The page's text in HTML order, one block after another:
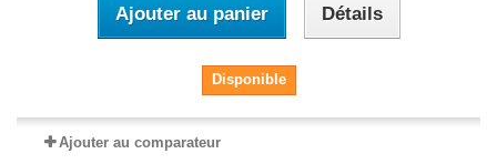
Ajouter au panier Détails
Disponible
Ajouter au comparateur